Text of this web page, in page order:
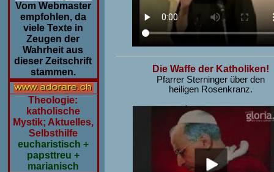
Vom Webmaster
empfohlen, da
viele Texte in
Zeugen der
Wahrheit aus
dieser Zeitschrift
stammen.
Theologie:
katholische
Mystik; Aktuelles,
Selbsthilfe
eucharistisch +
papsttreu +
marianisch
Die Waffe der Katholiken!
Pfarrer Sterninger über den
heiligen Rosenkranz.